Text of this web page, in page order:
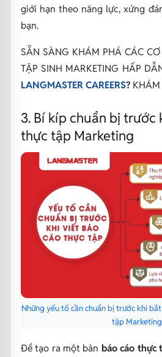
giới hạn theo năng lực, xứng
bạn.
SẴN SÀNG KHÁM PHÁ CÁC
TẬP SINH MARKETING HẤP
LANGMASTER CAREERS?KHÁM
3. Bí kíp chuẩn bị trước
thực tập Marketing
Những yếu tố cần chuẩn bị trước khi
tập Marketing
Để tạo ra một bản báo cáo thực